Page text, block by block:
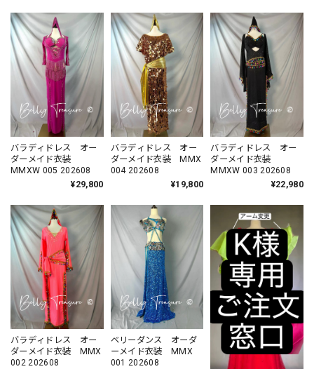
バラディドレス オー
ダーメイド衣装
MMXW 005 202608
¥29,800
バラディドレス オー
ダーメイド衣装 MMX
004 202608
¥19,800
バラディドレス オー
ダーメイド衣装
MMXW 003 202608
¥22,980
バラディドレス オー
ダーメイド衣装 MMX
002 202608
ベリーダンス オーダ
ーメイド衣装 MMX
001 202608